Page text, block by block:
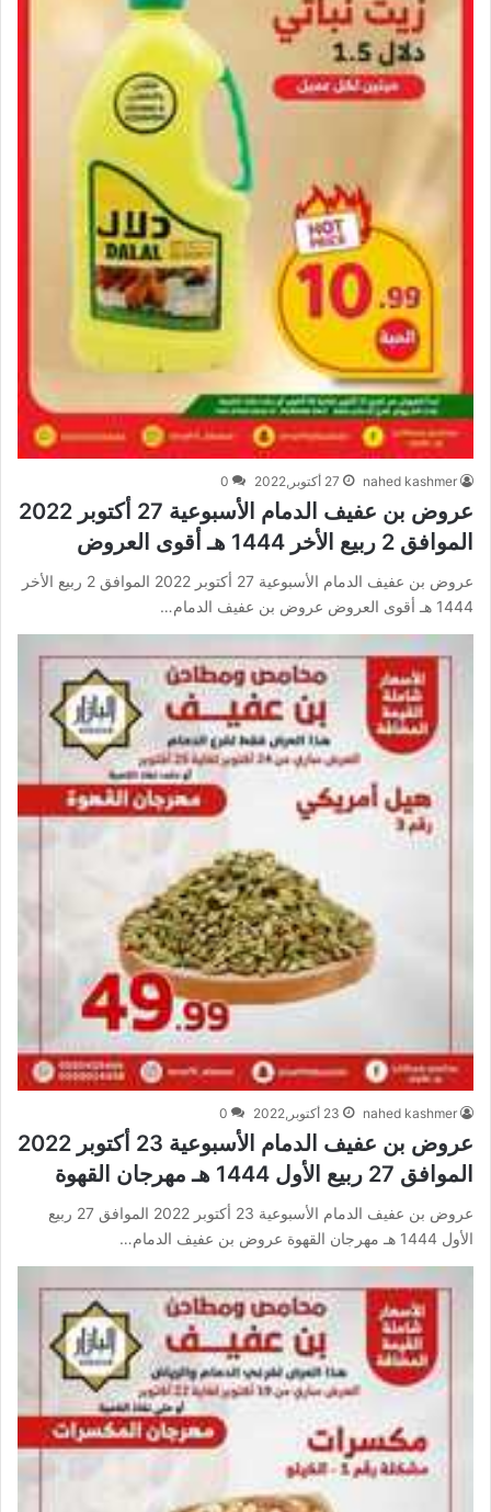
nahed kashmer 27 أكتوبر,2022 0
عروض بن عفيف الدمام الأسبوعية 27 أكتوبر 2022
الموافق 2 ربيع الأخر 1444 هـ أقوى العروض
عروض بن عفيف الدمام الأسبوعية 27 أكتوبر 2022 الموافق 2 ربيع الأخر
1444 هـ أقوى العروض عروض بن عفيف الدمام…
nahed kashmer 23 أكتوبر,2022 0
عروض بن عفيف الدمام الأسبوعية 23 أكتوبر 2022
الموافق 27 ربيع الأول 1444 هـ مهرجان القهوة
عروض بن عفيف الدمام الأسبوعية 23 أكتوبر 2022 الموافق 27 ربيع
الأول 1444 هـ مهرجان القهوة عروض بن عفيف الدمام…